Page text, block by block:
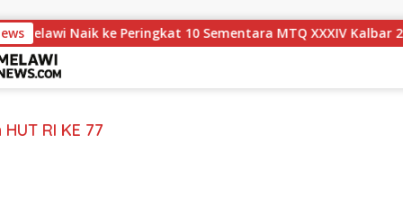
Melawi Naik ke Peringkat 10 Sementara MTQ XXXIV Kalbar
RI KE 77